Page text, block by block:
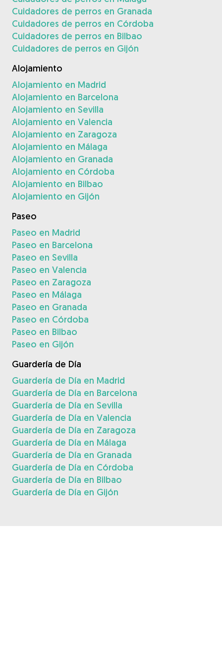
Cuidadores de perros en Granada
Cuidadores de perros en Córdoba
Cuidadores de perros en Bilbao
Cuidadores de perros en Gijón
Alojamiento
Alojamiento en Madrid
Alojamiento en Barcelona
Alojamiento en Sevilla
Alojamiento en Valencia
Alojamiento en Zaragoza
Alojamiento en Málaga
Alojamiento en Granada
Alojamiento en Córdoba
Alojamiento en Bilbao
Alojamiento en Gijón
Paseo
Paseo en Madrid
Paseo en Barcelona
Paseo en Sevilla
Paseo en Valencia
Paseo en Zaragoza
Paseo en Málaga
Paseo en Granada
Paseo en Córdoba
Paseo en Bilbao
Paseo en Gijón
Guardería de Día
Guardería de Día en Madrid
Guardería de Día en Barcelona
Guardería de Día en Sevilla
Guardería de Día en Valencia
Guardería de Día en Zaragoza
Guardería de Día en Málaga
Guardería de Día en Granada
Guardería de Día en Córdoba
Guardería de Día en Bilbao
Guardería de Día en Gijón